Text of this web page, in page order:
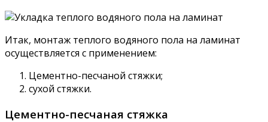
Итак, монтаж теплого водяного пола на ламинат
осуществляется с применением:
Цементно-песчаной стяжки;
сухой стяжки.
Цементно-песчаная стяжка